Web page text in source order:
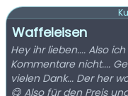
Waffeleisen
Hey ihr lieben.... Also ich verstehe die negativen
Kommentare nicht....
vielen Dank... Der her
😋 Also für den Preis und mich alleine, völlig ausreichend.